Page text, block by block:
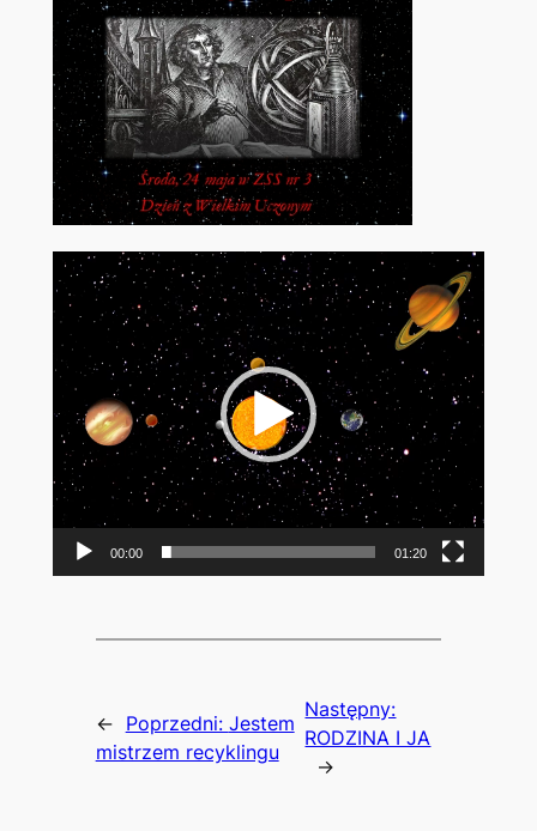
Odtwarzacz
video
00:00 01:20
← Poprzedni: Jestem
mistrzem recyklingu
Następny:
RODZINA I JA
→